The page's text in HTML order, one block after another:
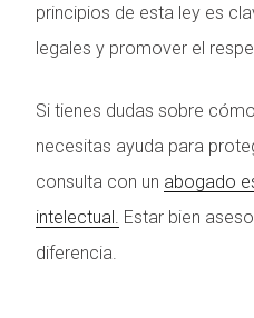
principios de esta ley es
legales y promover el
Si tienes dudas sobre
necesitas ayuda para
consulta con un abogado
intelectual. Estar bien
diferencia.